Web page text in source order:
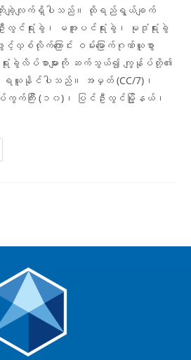
ချဲ့လျက်ရှိပါသည်။ ထိုရည်ရွယ်ချက်
ဦးလွင်ရုံးခွဲ၊ မအူပင်ရုံးခွဲ၊ မုဒုံရုံးခွဲ
စ်လိုက်ကြောင်း ဝမ်းမြောက်ဂုဏ်ယူစွာ
ါရုံးခွဲလိပ်စာများကို ဆက်သွယ်၍ ကျွန်ုပ်တို့၏
အား ရယူနိုင်ပါသည်။ အမှတ် (CC/7)၊
ပ်ကွက်ကြီး (၁၀)၊ ပြင်ဦးလွင်မြို့နယ်၊